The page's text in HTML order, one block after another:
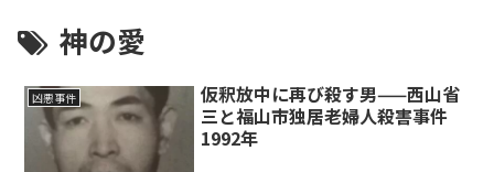
神の愛
凶悪事件
仮釈放中に再び殺す男——西山省
三と福山市独居老婦人殺害事件
1992年